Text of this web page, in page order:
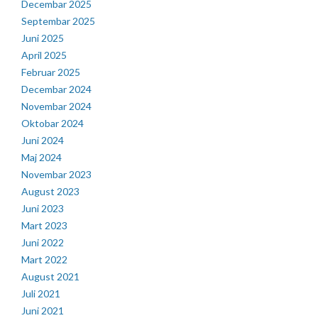
Decembar 2025
Septembar 2025
Juni 2025
April 2025
Februar 2025
Decembar 2024
Novembar 2024
Oktobar 2024
Juni 2024
Maj 2024
Novembar 2023
August 2023
Juni 2023
Mart 2023
Juni 2022
Mart 2022
August 2021
Juli 2021
Juni 2021